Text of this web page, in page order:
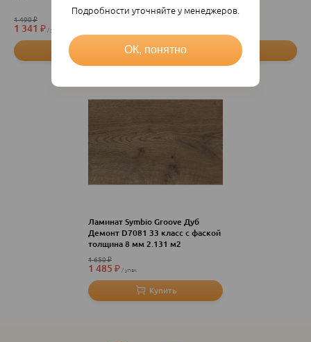
1 490₽
1 341 ₽ упак
Ламинат Symbio Groove Дуб
Демонт D7081 33 класс с фаской
толщина 8 мм 2.131 м2
1 650₽
1 485 ₽ упак
Подробности уточняйте у менеджеров.
ОК, понятно